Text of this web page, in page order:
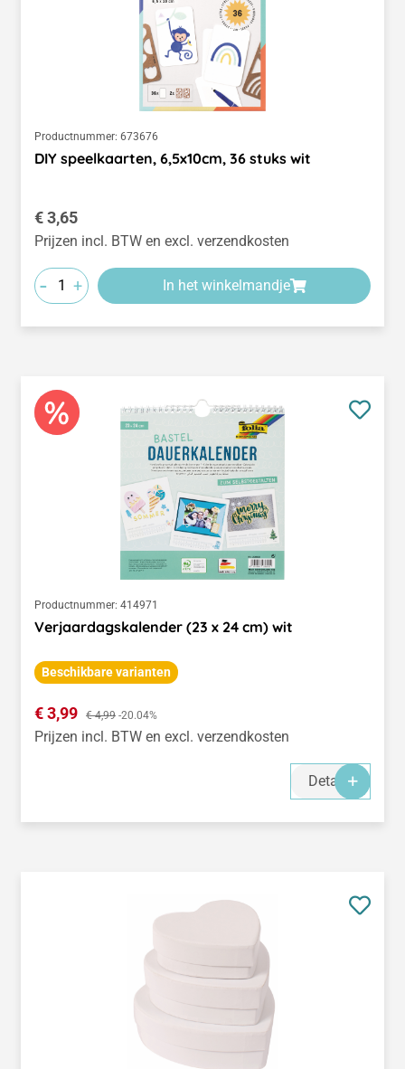
Productnummer: 673676
DIY speelkaarten, 6,5x10cm, 36 stuks wit
Normale prijs:
€ 3,65
Prijzen incl. BTW en excl. verzendkosten
- + In het winkelmandje
Productnummer: 414971
Verjaardagskalender (23 x 24 cm) wit
Beschikbare varianten
Verkoopprijs:
€ 3,99 Normale prijs:
€ 4,99 -20.04%
Prijzen incl. BTW en excl. verzendkosten
Details